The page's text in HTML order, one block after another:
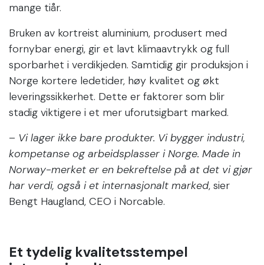
mange tiår.
Bruken av kortreist aluminium, produsert med
fornybar energi, gir et lavt klimaavtrykk og full
sporbarhet i verdikjeden. Samtidig gir produksjon i
Norge kortere ledetider, høy kvalitet og økt
leveringssikkerhet. Dette er faktorer som blir
stadig viktigere i et mer uforutsigbart marked.
– Vi lager ikke bare produkter. Vi bygger industri,
kompetanse og arbeidsplasser i Norge. Made in
Norway-merket er en bekreftelse på at det vi gjør
har verdi, også i et internasjonalt marked, sier
Bengt Haugland, CEO i Norcable.
Et tydelig kvalitetsstempel